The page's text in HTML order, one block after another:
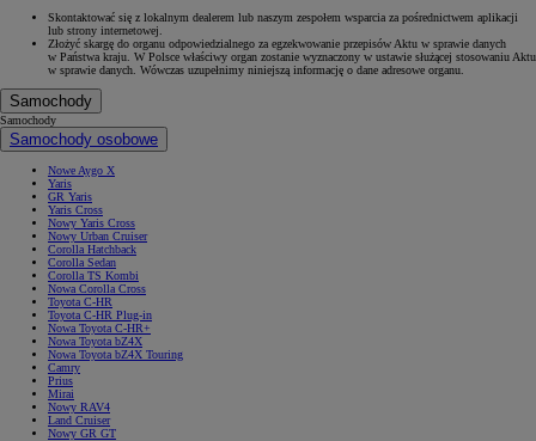
Skontaktować się z lokalnym dealerem lub naszym zespołem wsparcia za pośrednictwem aplikacji
lub strony internetowej.
Złożyć skargę do organu odpowiedzialnego za egzekwowanie przepisów Aktu w sprawie danych
w Państwa kraju. W Polsce właściwy organ zostanie wyznaczony w ustawie służącej stosowaniu Aktu
w sprawie danych. Wówczas uzupełnimy niniejszą informację o dane adresowe organu.
Samochody
Samochody
Samochody osobowe
Nowe Aygo X
Yaris
GR Yaris
Yaris Cross
Nowy Yaris Cross
Nowy Urban Cruiser
Corolla Hatchback
Corolla Sedan
Corolla TS Kombi
Nowa Corolla Cross
Toyota C-HR
Toyota C-HR Plug-in
Nowa Toyota C-HR+
Nowa Toyota bZ4X
Nowa Toyota bZ4X Touring
Camry
Prius
Mirai
Nowy RAV4
Land Cruiser
Nowy GR GT